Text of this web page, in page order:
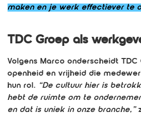
maken en je werk effectiever te
TDC Groep als
Volgens Marco onderscheidt
openheid en vrijheid die
hun rol. “De cultuur hier is
hebt de ruimte om te
en dat is uniek in onze branche,”